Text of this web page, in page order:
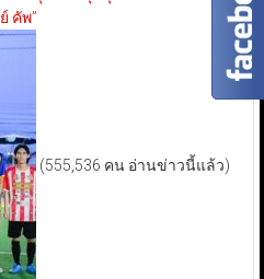
คัพ”
(555,536 คน อ่านข่าวนี้แล้ว)